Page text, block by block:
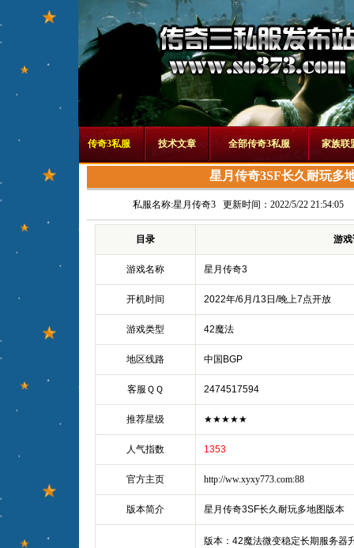
传奇3私服 技术文章 全部传奇3私服 家族联
星月传奇3SF长久耐玩多
私服名称:星月传奇3更新时间：2022/5/22 21:54:05
目录 游
游戏名称 星月传奇3
开机时间 2022年/6月/13日/晚上7点开放
游戏类型 42魔法
地区线路 中国BGP
客服ＱＱ 2474517594
推荐星级 ★★★★★
人气指数 1353
官方主页 http://ww.xyxy773.com:88
版本简介 星月传奇3SF长久耐玩多地图版本
版本：42魔法微变稳定长期服务器